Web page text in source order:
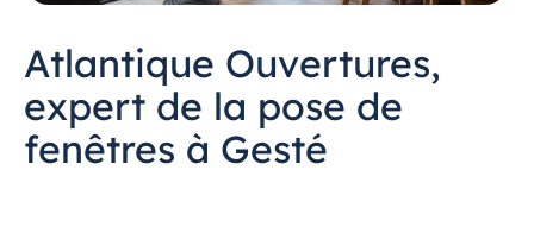
Atlantique Ouvertures,
expert de la pose de
fenêtres à Gesté